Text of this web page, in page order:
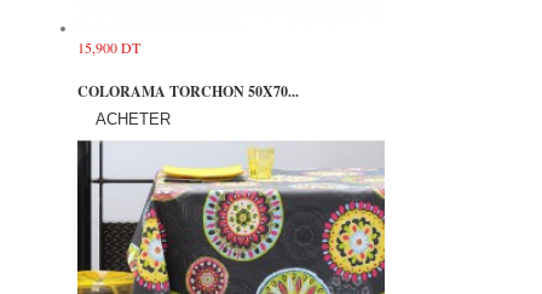
15,900 DT
COLORAMA TORCHON 50X70...
ACHETER